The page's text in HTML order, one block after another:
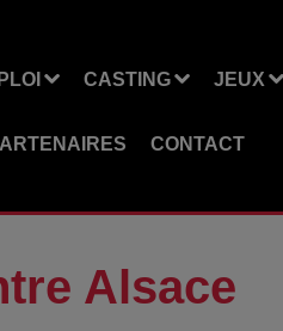
CASTING JEUX
CONTACT
Alsace